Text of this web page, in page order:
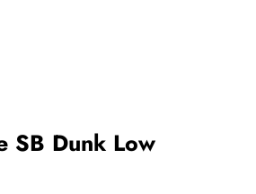
SB Dunk Low